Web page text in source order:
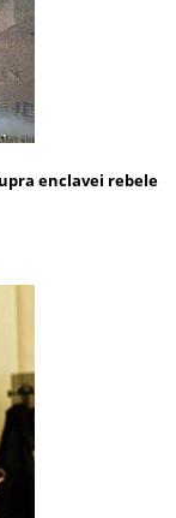
enclavei rebele